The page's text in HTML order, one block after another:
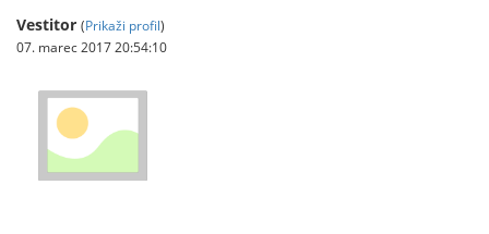
Vestitor (Prikaži profil)
07. marec 2017 20:54:10